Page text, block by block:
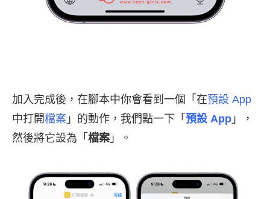
加入完成後，在腳本中你會看到一個「在預設 App
中打開檔案 」的動作，我們點一下「 預設 App 」，
然後將它設為「 檔案 」。